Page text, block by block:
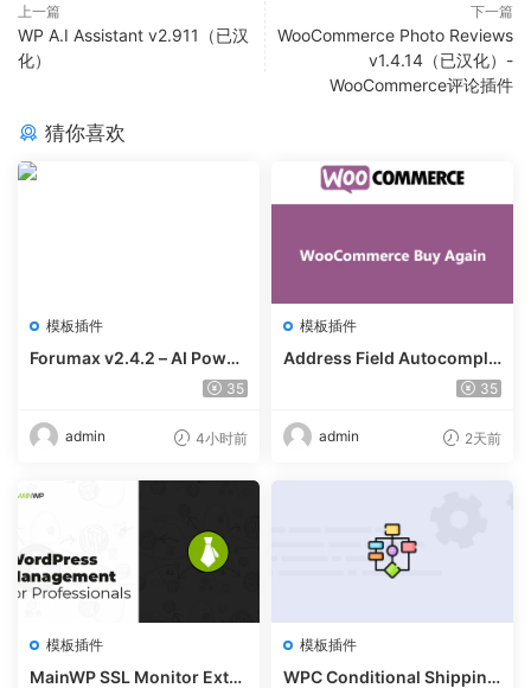
上一篇
WP A.I Assistant v2.911（已汉
化）
下一篇
WooCommerce Photo Reviews
v1.4.14（已汉化）-
WooCommerce评论插件
猜你喜欢
模板插件
Forumax v2.4.2 – AI Power
ed Advanced Community F
35
admin 4小时前
模板插件
Address Field Autocomple
te For WooCommerce v1.3.
35
admin 2天前
模板插件
MainWP SSL Monitor Exte
模板插件
WPC Conditional Shipping